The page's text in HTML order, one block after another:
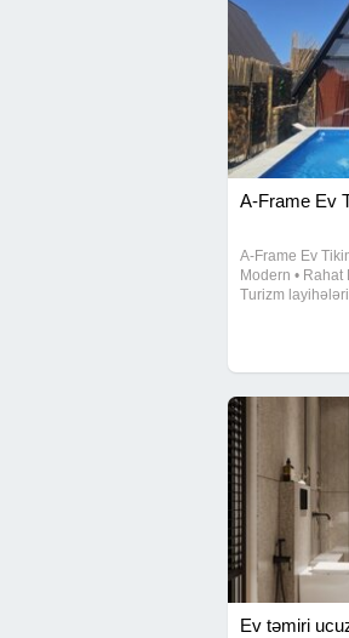
A-Frame Ev
A-Frame Ev
Modern •
Turizm
Ev təmiri